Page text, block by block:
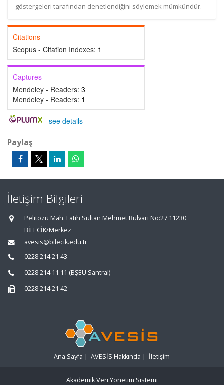
göstergeleri tarafından denetlendiğini söylemek mümkündür.
Citations
Scopus - Citation Indexes: 1
Captures
Mendeley - Readers: 3
Mendeley - Readers: 1
- see details
Paylaş
İletişim Bilgileri
Pelitözü Mah. Fatih Sultan Mehmet Bulvarı No:27 11230
BİLECİK/Merkez
avesis@bilecik.edu.tr
0228 214 21 43
0228 214 11 11 (BŞEÜ Santral)
0228 214 21 42
Ana Sayfa | AVESİS Hakkında | İletişim
Akademik Veri Yönetim Sistemi